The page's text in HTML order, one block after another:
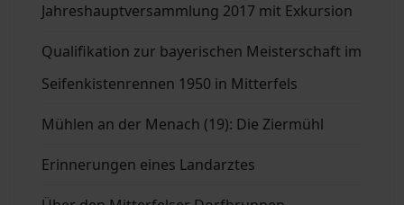
Jahreshauptversammlung 2017 mit Exkursion
Qualifikation zur bayerischen Meisterschaft im
Seifenkistenrennen 1950 in Mitterfels
Mühlen an der Menach (19): Die Ziermühl
Erinnerungen eines Landarztes